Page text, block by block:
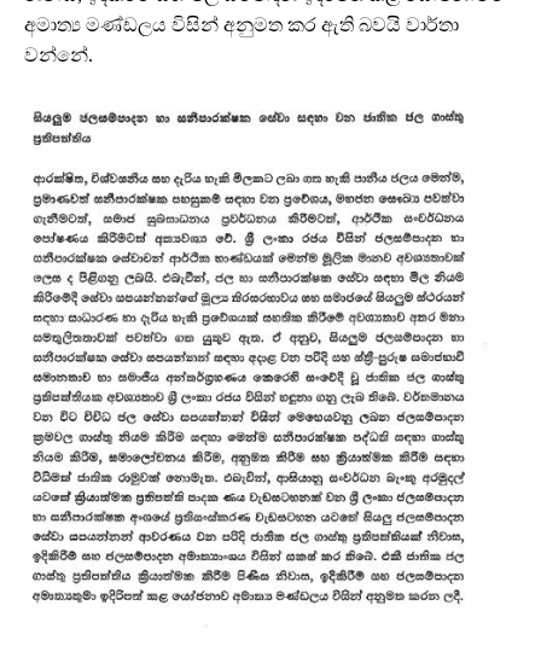
අමාත්‍ය මණ්ඩලය විසින් අනුමත කර ඇති බවයි වාර්තා
වන්නේ.